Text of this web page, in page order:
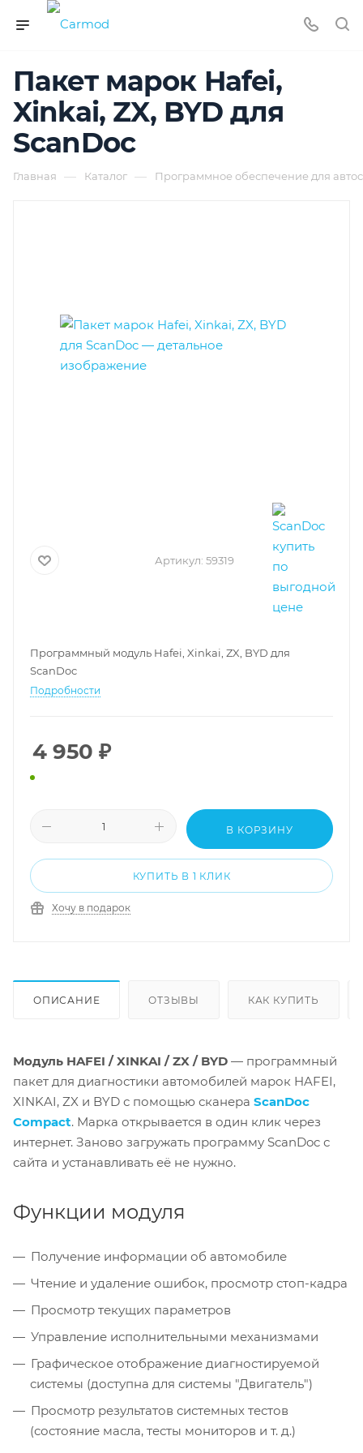
Пакет марок Hafei,
Xinkai, ZX, BYD для
ScanDoc
Главная — Каталог — Программное обеспечение для
Артикул: 59319
Программный модуль Hafei, Xinkai, ZX, BYD для
ScanDoc
Подробности
4 950 ₽
В КОРЗИНУ
КУПИТЬ В 1 КЛИК
Хочу в подарок
ОПИСАНИЕ ОТЗЫВЫ КАК КУПИТЬ
Модуль HAFEI / XINKAI / ZX / BYD — программный
пакет для диагностики автомобилей марок HAFEI,
XINKAI, ZX и BYD с помощью сканера ScanDoc
Compact. Марка открывается в один клик через
интернет. Заново загружать программу ScanDoc с
сайта и устанавливать её не нужно.
Функции модуля
Получение информации об автомобиле
Чтение и удаление ошибок, просмотр стоп-кадра
Просмотр текущих параметров
Управление исполнительными механизмами
Графическое отображение диагностируемой
системы (доступна для системы "Двигатель")
Просмотр результатов системных тестов
(состояние масла, тесты мониторов и т. д.)